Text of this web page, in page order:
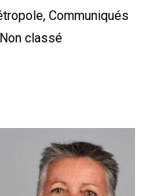
, Communiqués
Non classé